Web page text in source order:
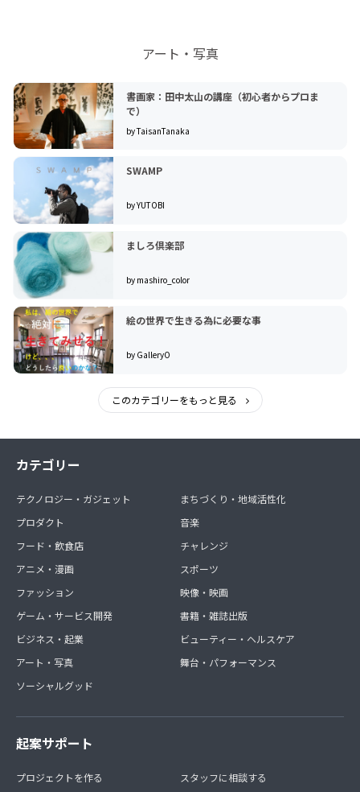
アート・写真
書画家：田中太山の講座（初心者からプロま
で）
by TaisanTanaka
SWAMP
by YUTOBI
ましろ倶楽部
by mashiro_color
絵の世界で生きる為に必要な事
by GalleryO
このカテゴリーをもっと見る
カテゴリー
テクノロジー・ガジェット
プロダクト
フード・飲食店
アニメ・漫画
ファッション
ゲーム・サービス開発
ビジネス・起業
アート・写真
ソーシャルグッド
まちづくり・地域活性化
音楽
チャレンジ
スポーツ
映像・映画
書籍・雑誌出版
ビューティー・ヘルスケア
舞台・パフォーマンス
起案サポート
プロジェクトを作る
スタッフに相談する